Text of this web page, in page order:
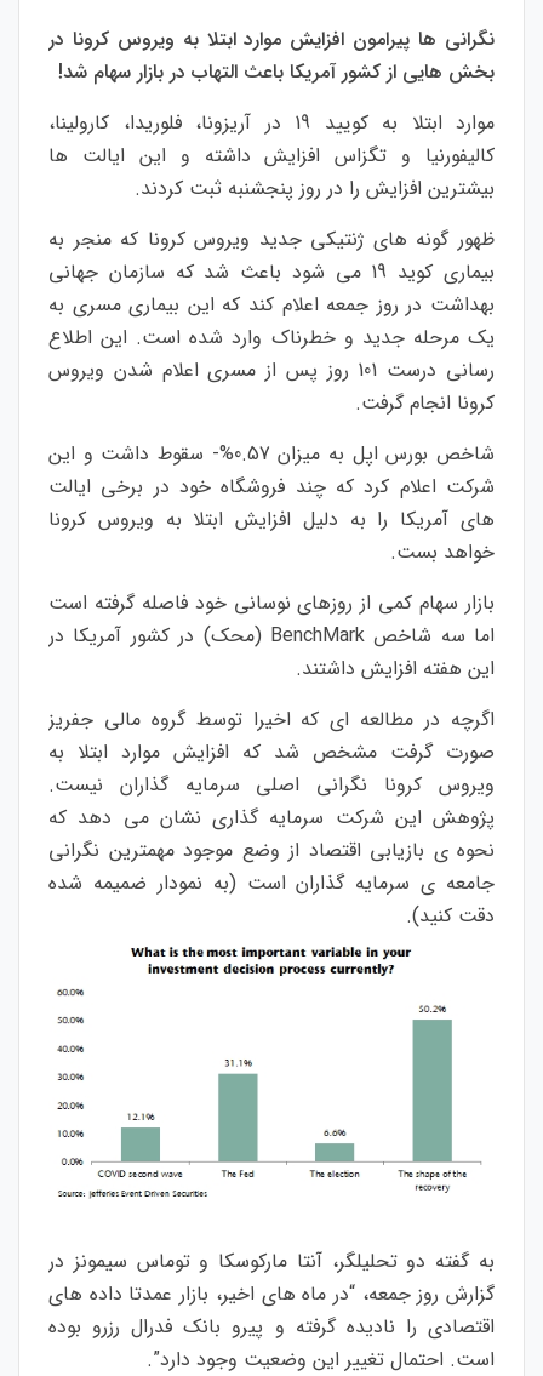
نگرانی ها پیرامون افزایش موارد ابتلا به ویروس کرونا در
بخش هایی از کشور آمریکا باعث التهاب در بازار سهام شد!
موارد ابتلا به کویید 19 در آریزونا، فلوریدا، کارولینا،
کالیفورنیا و تگزاس افزایش داشته و این ایالت ها
بیشترین افزایش را در روز پنجشنبه ثبت کردند.
ظهور گونه های ژنتیکی جدید ویروس کرونا که منجر به
بیماری کوید 19 می شود باعث شد که سازمان جهانی
بهداشت در روز جمعه اعلام کند که این بیماری مسری به
یک مرحله جدید و خطرناک وارد شده است. این اطلاع
رسانی درست 101 روز پس از مسری اعلام شدن ویروس
کرونا انجام گرفت.
شاخص بورس اپل به میزان 0.57%- سقوط داشت و این
شرکت اعلام کرد که چند فروشگاه خود در برخی ایالت
های آمریکا را به دلیل افزایش ابتلا به ویروس کرونا
خواهد بست.
بازار سهام کمی از روزهای نوسانی خود فاصله گرفته است
اما سه شاخص BenchMark (محک) در کشور آمریکا در
این هفته افزایش داشتند.
اگرچه در مطالعه ای که اخیرا توسط گروه مالی جفریز
صورت گرفت مشخص شد که افزایش موارد ابتلا به
ویروس کرونا نگرانی اصلی سرمایه گذاران نیست.
پژوهش این شرکت سرمایه گذاری نشان می دهد که
نحوه ی بازیابی اقتصاد از وضع موجود مهمترین نگرانی
جامعه ی سرمایه گذاران است (به نمودار ضمیمه شده
دقت کنید).
به گفته دو تحلیلگر، آنتا مارکوسکا و توماس سیمونز در
گزارش روز جمعه، “در ماه های اخیر، بازار عمدتا داده های
اقتصادی را نادیده گرفته و پیرو بانک فدرال رزرو بوده
است. احتمال تغییر این وضعیت وجود دارد”.